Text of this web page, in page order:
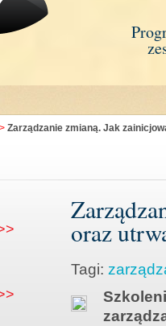
> Zarządzanie zmianą. Jak
oraz
Tagi: